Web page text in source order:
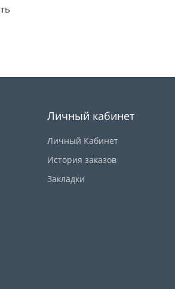
Личный кабинет
Личный Кабинет
История заказов
Закладки